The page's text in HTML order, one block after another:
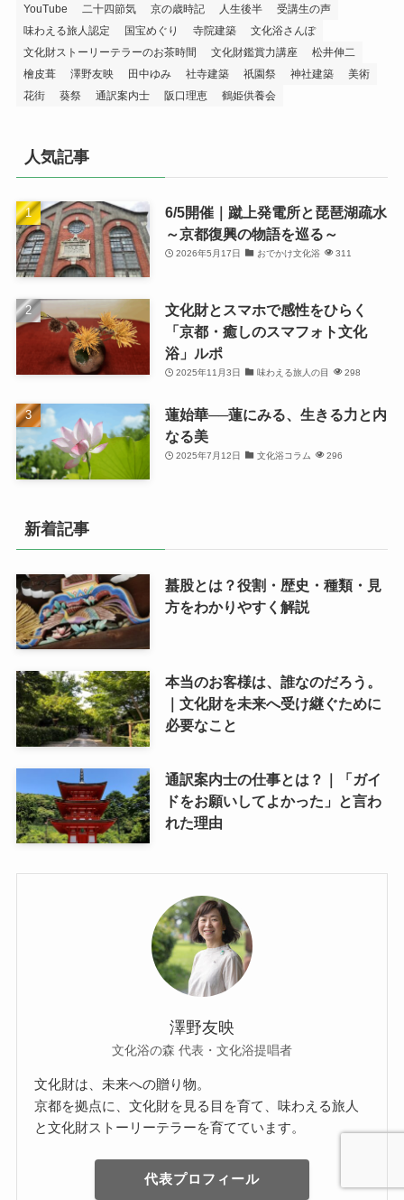
YouTube 二十四節気 京の歳時記 人生後半
受講生の声
味わえる旅人認定
国宝めぐり 寺院建築
文化浴さんぽ
文化財ストーリーテラーのお茶時間
文化財鑑賞力講座
松井伸二
檜皮葺
澤野友映 田中ゆみ 社寺建築 祇園祭 神社建築
美術
花街
葵祭 通訳案内士 阪口理恵 鶴姫供養会
人気記事
6/5開催｜蹴上発電所と琵琶湖疏水
～京都復興の物語を巡る～
2026年5月17日 おでかけ文化浴 311
文化財とスマホで感性をひらく
「京都・癒しのスマフォト文化
浴」ルポ
2025年11月3日 味わえる旅人の目 298
蓮始華──蓮にみる、生きる力と内
なる美
2025年7月12日 文化浴コラム 296
新着記事
蟇股とは？役割・歴史・種類・見
方をわかりやすく解説
本当のお客様は、誰なのだろう。
｜文化財を未来へ受け継ぐために
必要なこと
通訳案内士の仕事とは？｜「ガイ
ドをお願いしてよかった」と言わ
れた理由
澤野友映
文化浴の森 代表・文化浴提唱者
文化財は、未来への贈り物。
京都を拠点に、文化財を見る目を育て、味わえる旅人
と文化財ストーリーテラーを育てています。
代表プロフィール